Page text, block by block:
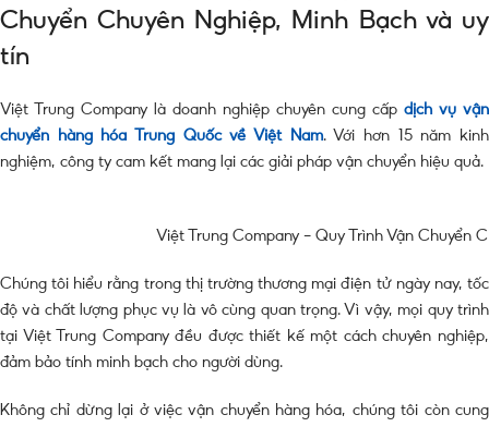
Chuyển Chuyên Nghiệp, Minh Bạch và uy
tín
Việt Trung Company là doanh nghiệp chuyên cung cấp dịch vụ vận
chuyển hàng hóa Trung Quốc về Việt Nam. Với hơn 15 năm kinh
nghiệm, công ty cam kết mang lại các giải pháp vận chuyển hiệu quả.
Việt Trung Company – Quy Trình Vận Chuyển
Chúng tôi hiểu rằng trong thị trường thương mại điện tử ngày nay, tốc
độ và chất lượng phục vụ là vô cùng quan trọng. Vì vậy, mọi quy trình
tại Việt Trung Company đều được thiết kế một cách chuyên nghiệp,
đảm bảo tính minh bạch cho người dùng.
Không chỉ dừng lại ở việc vận chuyển hàng hóa, chúng tôi còn cung